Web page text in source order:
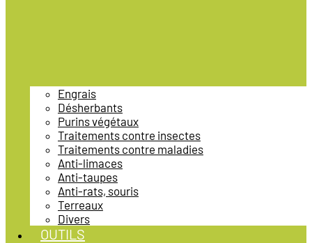
Engrais
Désherbants
Purins végétaux
Traitements contre insectes
Traitements contre maladies
Anti-limaces
Anti-taupes
Anti-rats, souris
Terreaux
Divers
OUTILS